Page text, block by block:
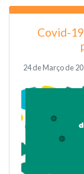
Covid-
24 de Março de